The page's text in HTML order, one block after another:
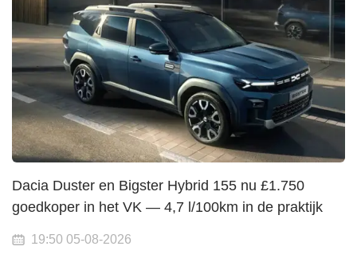
Dacia Duster en Bigster Hybrid 155 nu £1.750
goedkoper in het VK — 4,7 l/100km in de praktijk
19:50 05-08-2026